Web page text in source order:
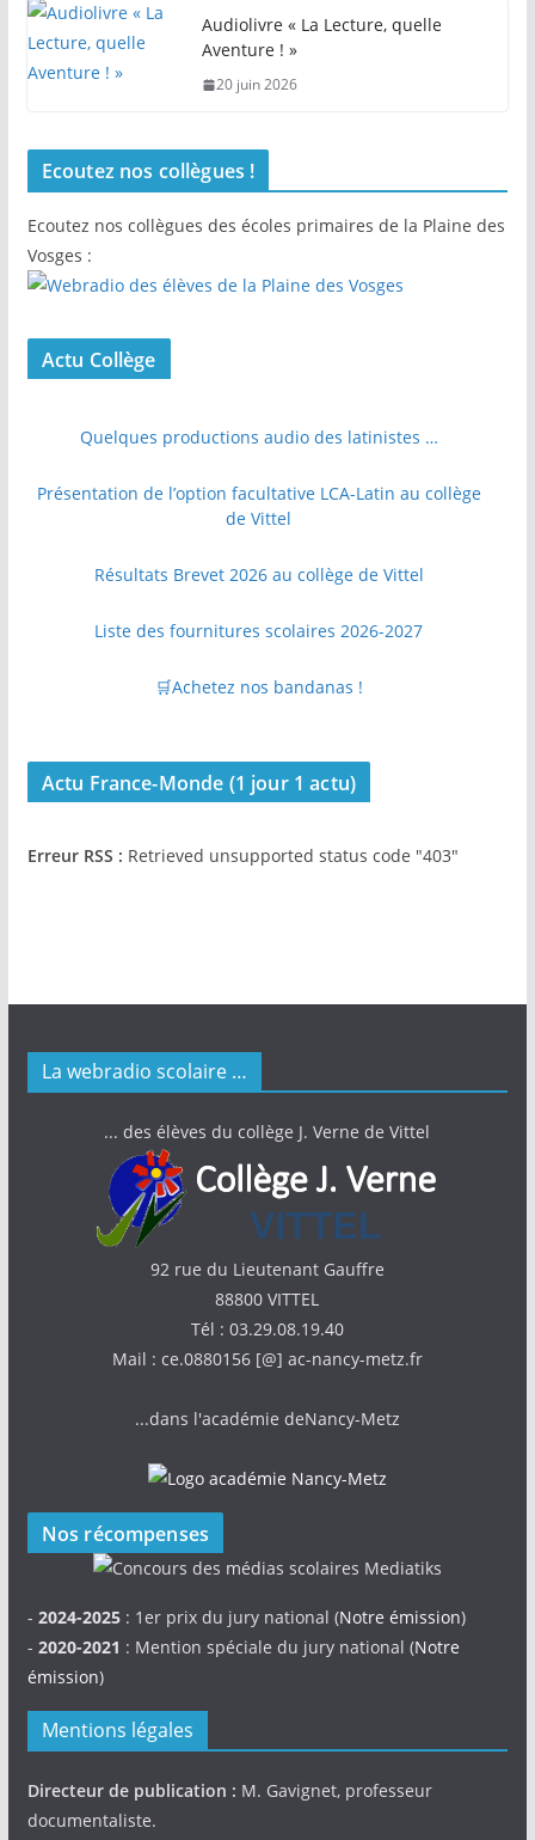
Audiolivre « La Lecture, quelle
Aventure ! »
20 juin 2026
Ecoutez nos collègues !
Ecoutez nos collègues des écoles primaires de la Plaine des
Vosges :
Actu Collège
Quelques productions audio des latinistes …
Présentation de l’option facultative LCA-Latin au collège
de Vittel
Résultats Brevet 2026 au collège de Vittel
Liste des fournitures scolaires 2026-2027
🛒Achetez nos bandanas !
Actu France-Monde (1 jour 1 actu)
Erreur RSS : Retrieved unsupported status code "403"
La webradio scolaire …
... des élèves du collège J. Verne de Vittel
92 rue du Lieutenant Gauffre
88800 VITTEL
Tél : 03.29.08.19.40
Mail : ce.0880156 [@] ac-nancy-metz.fr
...dans l'académie deNancy-Metz
Nos récompenses
- 2024-2025: 1er prix du jury national (Notre émission)
- 2020-2021 : Mention spéciale du jury national (Notre
émission)
Mentions légales
Directeur de publication : M. Gavignet, professeur
documentaliste.